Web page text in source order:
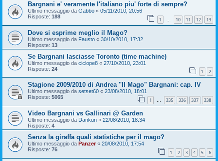
Bargnani e' veramente l'italiano piu' forte di sempre?
Ultimo messaggio da Gabbo « 05/11/2010, 20:56
Risposte: 188 1 … 10 11 12 13
Dove si esprime meglio il Mago?
Ultimo messaggio da Fausto « 30/10/2010, 17:32
Risposte: 13
Se Bargnani lasciasse Toronto (time machine)
Ultimo messaggio da ciclope8 « 27/10/2010, 23:01
Risposte: 24 1 2
Stagione 2009/2010 di Andrea "Il Mago" Bargnani: cap. IV
Ultimo messaggio da setset60 « 23/08/2010, 18:01
Risposte: 5065 1 … 335 336 337 338
Video Bargnani vs Gallinari @ Garden
Ultimo messaggio da Dankun « 22/08/2010, 18:34
Risposte: 4
Senza la giraffa quali statistiche per il mago?
Ultimo messaggio da Panzer« 20/08/2010, 17:54
Risposte: 76 1 2 3 4 5 6